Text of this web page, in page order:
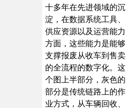
十多年在先进领域的沉
淀，在数据系统工具、
供应资源以及运营能力
方面，这些能力是能够
支撑报废从收车到售卖
的全流程的数字化。这
个图上半部分，灰色的
部分是传统链路上的作
业方式，从车辆回收、